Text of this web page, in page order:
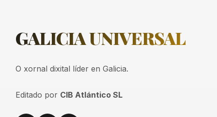
GALICIAUNIVERSAL
O xornal dixital líder en Galicia.
Editado por CIB Atlántico SL